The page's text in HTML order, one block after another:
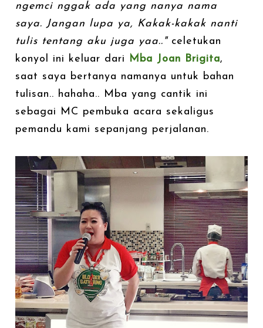
ngemci nggak ada yang nanya nama
saya. Jangan lupa ya, Kakak-kakak nanti
tulis tentang aku juga yaa.."celetukan
konyol ini keluar dari Mba Joan Brigita,
saat saya bertanya namanya untuk bahan
tulisan.. hahaha.. Mba yang cantik ini
sebagai MC pembuka acara sekaligus
pemandu kami sepanjang perjalanan.